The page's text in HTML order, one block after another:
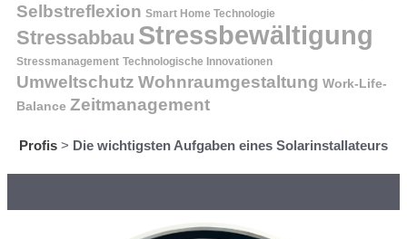
Selbstreflexion Smart Home Technologie
Stressabbau Stressbewältigung
Stressmanagement Technologische Innovationen
Umweltschutz Wohnraumgestaltung Work-Life-
Balance Zeitmanagement
Profis > Die wichtigsten Aufgaben eines Solarinstallateurs